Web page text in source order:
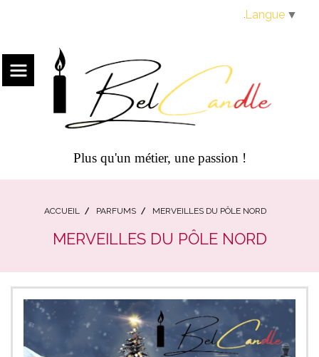
Plus qu'un métier, une passion !
ACCUEIL PARFUMS MERVEILLES DU PÔLE NORD
MERVEILLES DU PÔLE NORD
Langue ▼